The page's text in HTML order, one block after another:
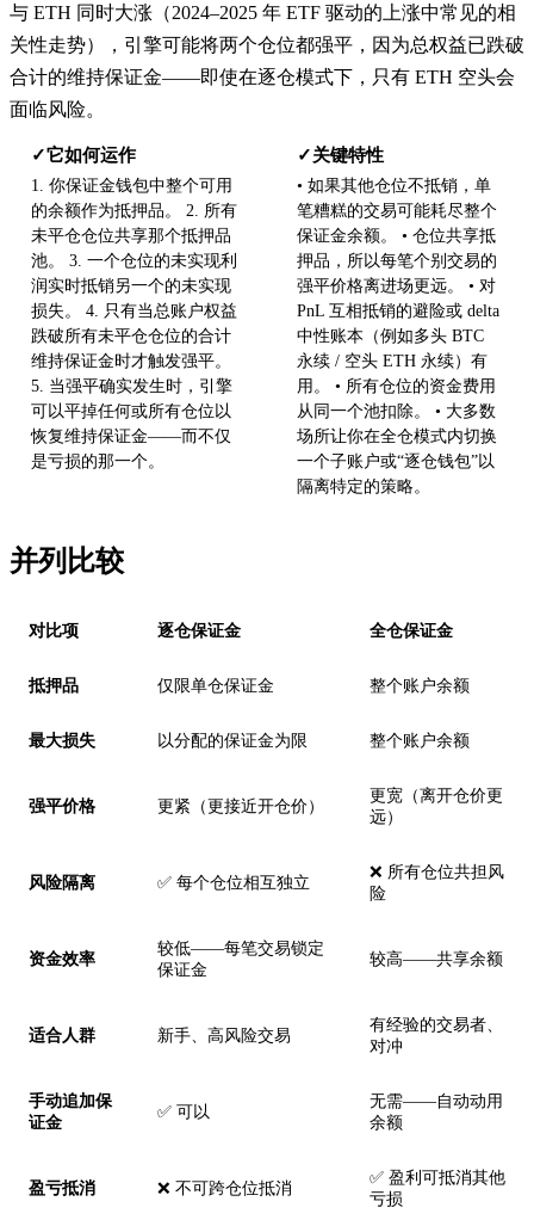
与 ETH 同时大涨（2024–2025 年 ETF 驱动的上涨中常见的相
关性走势），引擎可能将两个仓位都强平，因为总权益已跌破
合计的维持保证金——即使在逐仓模式下，只有 ETH 空头会
面临风险。
✓它如何运作
1. 你保证金钱包中整个可用
的余额作为抵押品。 2. 所有
未平仓仓位共享那个抵押品
池。 3. 一个仓位的未实现利
润实时抵销另一个的未实现
损失。 4. 只有当总账户权益
跌破所有未平仓仓位的合计
维持保证金时才触发强平。
5. 当强平确实发生时，引擎
可以平掉任何或所有仓位以
恢复维持保证金——而不仅
是亏损的那一个。
✓关键特性
• 如果其他仓位不抵销，单
笔糟糕的交易可能耗尽整个
保证金余额。 • 仓位共享抵
押品，所以每笔个别交易的
强平价格离进场更远。 • 对
PnL 互相抵销的避险或 delta
中性账本（例如多头 BTC
永续 / 空头 ETH 永续）有
用。 • 所有仓位的资金费用
从同一个池扣除。 • 大多数
场所让你在全仓模式内切换
一个子账户或“逐仓钱包”以
隔离特定的策略。
并列比较
对比项 逐仓保证金 全仓保证金
抵押品 仅限单仓保证金 整个账户余额
最大损失 以分配的保证金为限 整个账户余额
强平价格 更紧（更接近开仓价）
更宽（离开仓价更
远）
风险隔离 ✅ 每个仓位相互独立
❌ 所有仓位共担风
险
资金效率
较低——每笔交易锁定
保证金
较高——共享余额
适合人群 新手、高风险交易
有经验的交易者、
对冲
手动追加保
证金
✅ 可以
无需——自动动用
余额
盈亏抵消 ❌ 不可跨仓位抵消
✅ 盈利可抵消其他
亏损